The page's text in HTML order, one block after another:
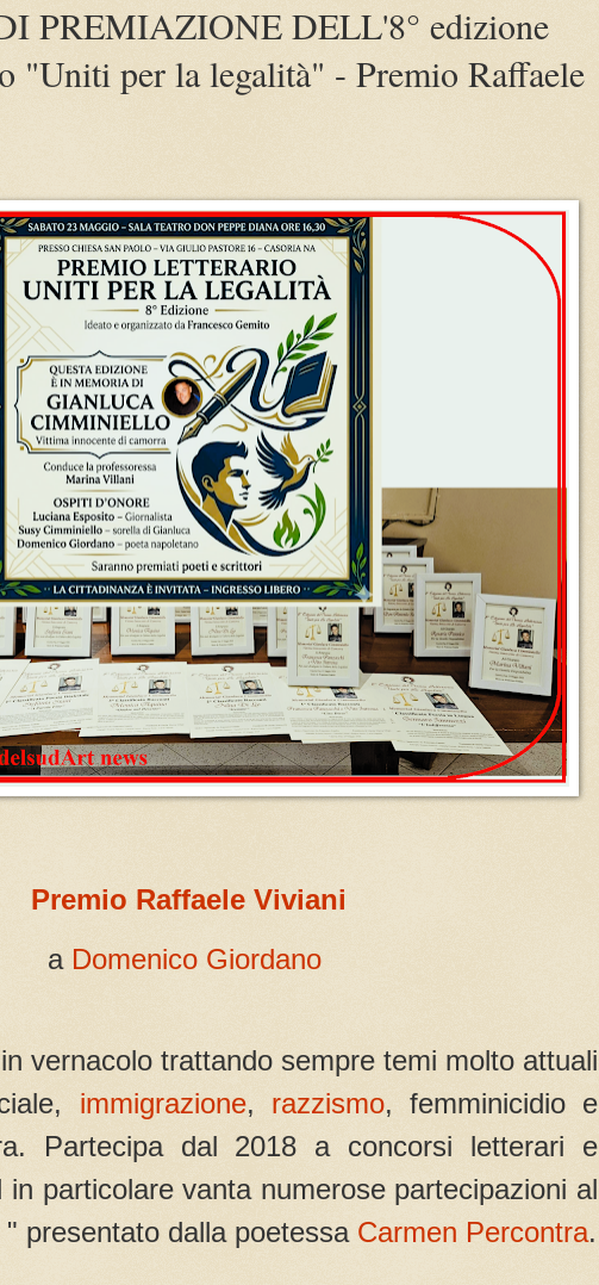
PREMIAZIONE DELL'8° edizione
"Uniti per la legalità" - Premio Raffaele
Premio Raffaele Viviani
a Domenico Giordano
vernacolo trattando sempre temi molto attuali
immigrazione, razzismo, femminicidio e
Partecipa dal 2018 a concorsi letterari e
in particolare vanta numerose partecipazioni al
presentato dalla poetessa Carmen Percontra.